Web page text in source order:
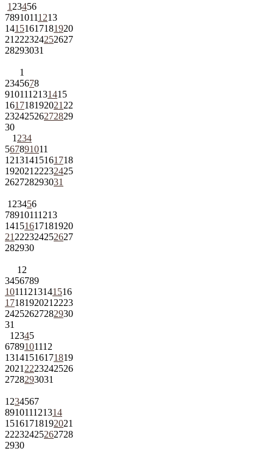
1 23456
78910111213
14151617181920
21 222324252627
28293031
1
2345678
9101112131415
161718192021 22
23242526272829
30
1 234
567891011
12131415161718
192021 22232425
262728293031
1 23456
78910111213
14151617181920
21 222324252627
282930
1 2
3456789
10111213141516
1718192021 2223
24252627282930
31
1 2345
6789101112
13141516171819
2021 2223242526
2728293031
1 234567
891011121314
15161718192021
22232425262728
2930